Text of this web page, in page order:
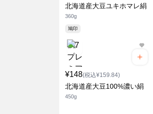
北海道産大豆ユキホマレ絹
360g
鳩印
¥148(税込¥159.84)
北海道産大豆100%濃い絹
450g